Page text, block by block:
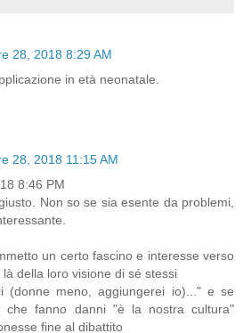
28, 2018 8:29 AM
in età neonatale.
28, 2018 11:15 AM
8:46 PM
Non so se sia esente da problemi,
un certo fascino e interesse verso
della loro visione di sé stessi
(donne meno, aggiungerei io)..." e se
che fanno danni "è la nostra cultura"
fine al dibattito